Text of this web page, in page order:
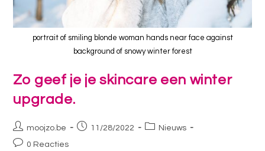
portrait of smiling blonde woman hands near face against
background of snowy winter forest
Zo geef je je skincare een winter
upgrade.
moojzo.be 11/28/2022
Nieuws
0 Reacties